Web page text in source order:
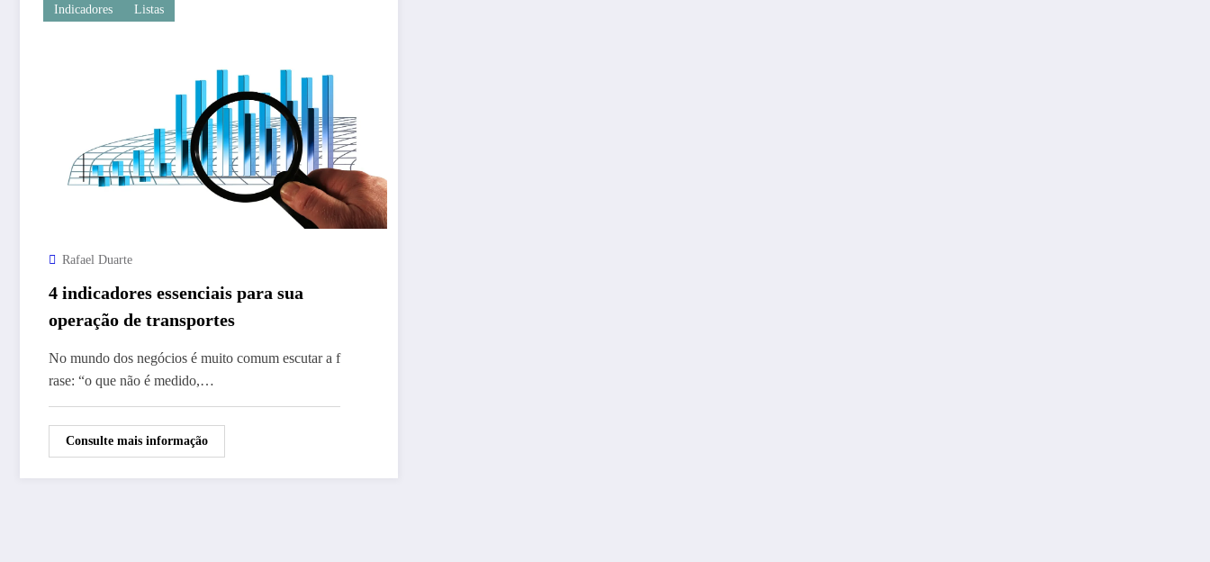
Indicadores Listas
Rafael Duarte
4 indicadores essenciais para sua
operação de transportes
No mundo dos negócios é muito comum escutar a f
rase: “o que não é medido,…
Consulte mais informação